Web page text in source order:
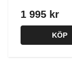
1 995 kr
KÖP